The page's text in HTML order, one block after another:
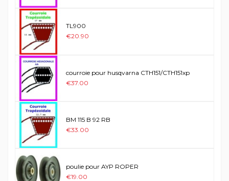
TL900
€20.90
courroie pour husqvarna CTH151/CTH151xp
€37.00
BM 115 B 92 RB
€33.00
poulie pour AYP ROPER
€19.00